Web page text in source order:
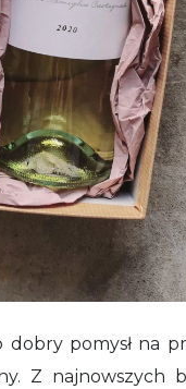
pomysł na
Z najnowszych